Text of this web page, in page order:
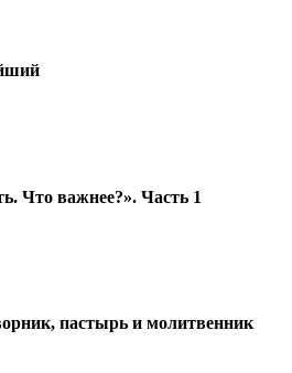
Что важнее?». Часть 1
пастырь и молитвенник